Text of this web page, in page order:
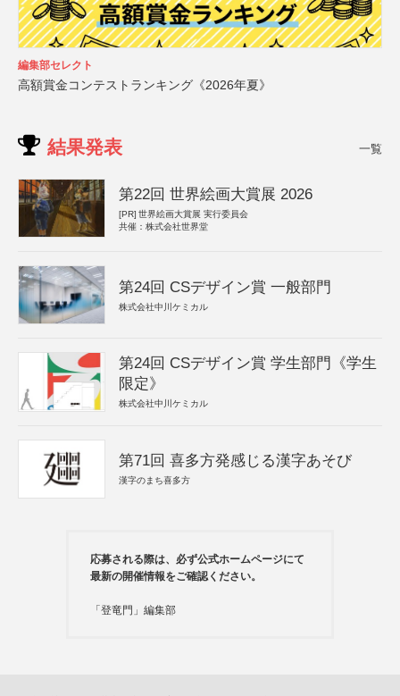
編集部セレクト
高額賞金コンテストランキング《2026年夏》
結果発表 一覧
第22回 世界絵画大賞展 2026
[PR] 世界絵画大賞展 実行委員会
共催：株式会社世界堂
第24回 CSデザイン賞 一般部門
株式会社中川ケミカル
第24回 CSデザイン賞 学生部門《学生
限定》
株式会社中川ケミカル
第71回 喜多方発感じる漢字あそび
漢字のまち喜多方
応募される際は、必ず公式ホームページにて
最新の開催情報をご確認ください。
「登竜門」編集部